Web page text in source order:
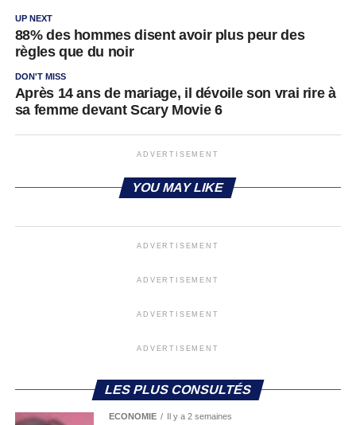
UP NEXT
88% des hommes disent avoir plus peur des
règles que du noir
DON'T MISS
Après 14 ans de mariage, il dévoile son vrai rire à
sa femme devant Scary Movie 6
ADVERTISEMENT
YOU MAY LIKE
ADVERTISEMENT
ADVERTISEMENT
ADVERTISEMENT
ADVERTISEMENT
LES PLUS CONSULTÉS
ECONOMIE Il y a 2 semaines